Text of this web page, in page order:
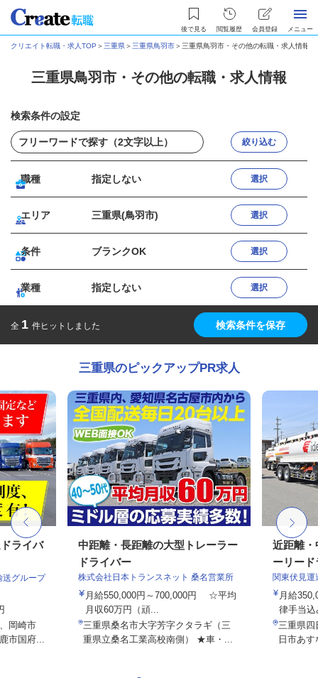
後で見る 閲覧履歴 会員登録 メニュー
クリエイト転職・求人TOP ＞ 三重県＞ 三重県鳥羽市＞ 三重県鳥羽市・その他の転職・求人情報
三重県鳥羽市・その他の転職・求人情報
検索条件の設定
絞り込む
職種 指定しない 選択
エリア 三重県(鳥羽市) 選択
条件 ブランクOK 選択
業種 指定しない 選択
全 1 件ヒットしました 検索条件を保存
三重県のピックアップPR求人
ライバ
送グループ
岡崎市
市国府...
中距離・長距離の大型トレーラー
ドライバー
株式会社日本トランスネット 桑名営業所
月給550,000円～700,000円 ☆平均
月収60万円（頑...
三重県桑名市大字芳字クタラギ（三
重県立桑名工業高校南側） ★車・...
近距離・
ーリー
関東伏見運
月給
律手当
三重県四
日市あ